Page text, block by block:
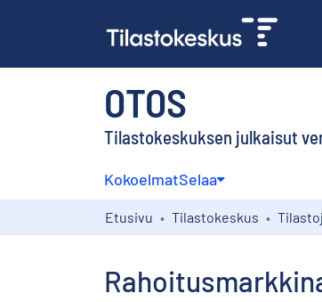
OTOS
Tilastokeskuksen julkaisut
KokoelmatSelaa
Etusivu Tilastokeskus